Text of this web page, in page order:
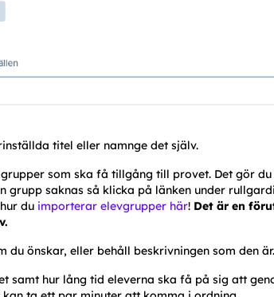
titel eller namnge det själv.
som ska få tillgång till provet. Det gör
grupp saknas så klicka på länken under
du importerar elevgrupper här! Det är en
du önskar, eller behåll beskrivningen som den är.
samt hur lång tid eleverna ska få på sig att